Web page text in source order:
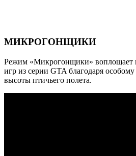
МИКРОГОНЩИКИ
Режим «Микрогонщики» воплощает
игр из серии GTA благодаря
высоты птичьего полета.